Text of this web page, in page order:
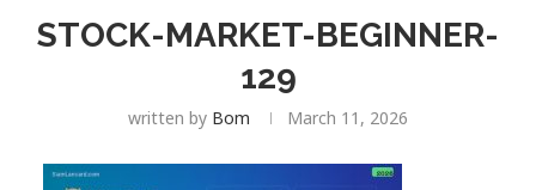
STOCK-MARKET-BEGINNER-
129
written by Bom March 11, 2026